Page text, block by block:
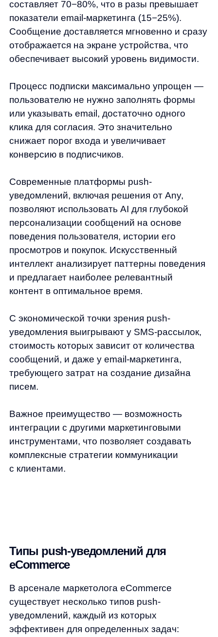
просмотров и покупок. Искусственный
интеллект анализирует паттерны поведения
и предлагает наиболее релевантный
контент в оптимальное время.
уведомления выигрывают у SMS-рассылок,
стоимость которых зависит от количества
сообщений, и даже у email-маркетинга,
требующего затрат на создание дизайна
писем.
Важное преимущество — возможность
комплексные стратегии коммуникации
с клиентами.
Типы push-уведомлений для
eCommerce
уведомлений, каждый из которых
эффективен для определенных задач:
Информационные уведомления
сообщают о новых поступлениях,
изменениях в работе магазина или
«Новая коллекция весна-лето уже
Напоминающие уведомления
возвращают пользователей, которые
добавили товары в корзину,
но не завершили покупку, или
«Ваш заказ № 12 345 передан курьеру
и будет доставлен сегодня»
в ответ на конкретные действия
пользователя. Например, если клиент
долго изучал определенную категорию
товаров, но не совершил покупку,
можно отправить